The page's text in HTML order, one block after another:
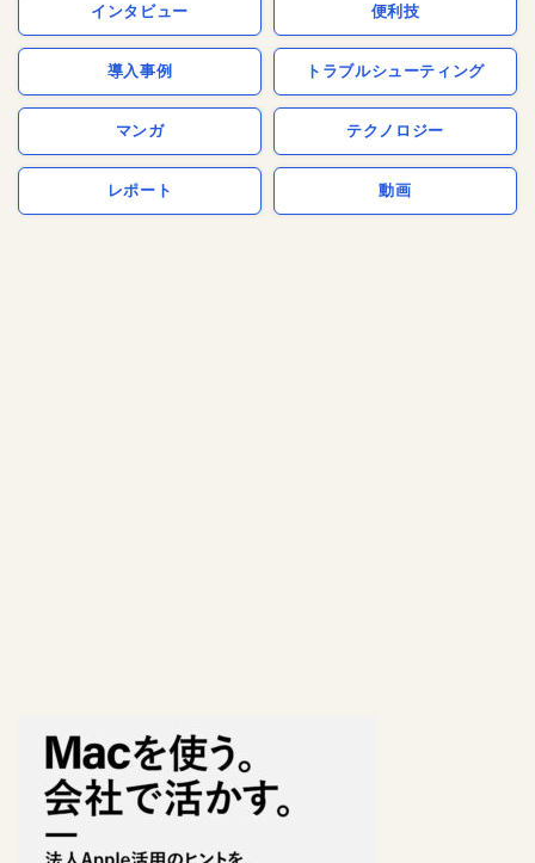
インタビュー 便利技
導入事例 トラブルシューティング
マンガ テクノロジー
レポート 動画